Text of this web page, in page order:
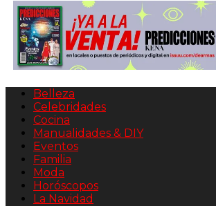
Belleza
Celebridades
Cocina
Manualidades & DIY
Eventos
Familia
Moda
Horóscopos
La Navidad